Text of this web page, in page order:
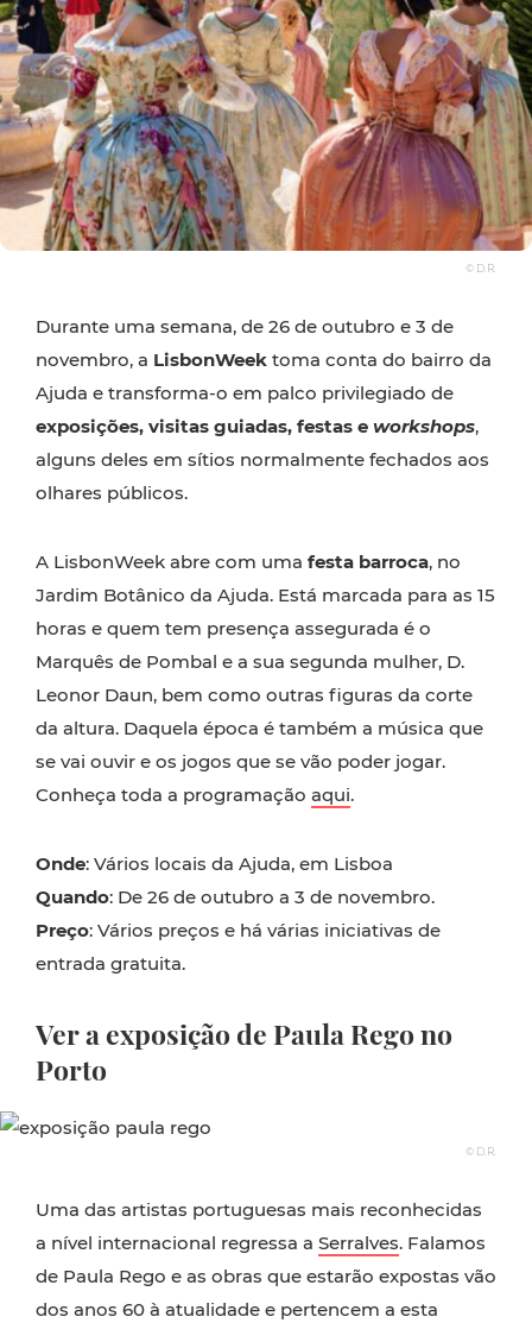
© D.R.
Durante uma semana, de 26 de outubro e 3 de
novembro, a LisbonWeek toma conta do bairro da
Ajuda e transforma-o em palco privilegiado de
exposições, visitas guiadas, festas e workshops,
alguns deles em sítios normalmente fechados aos
olhares públicos.
A LisbonWeek abre com uma festa barroca, no
Jardim Botânico da Ajuda. Está marcada para as 15
horas e quem tem presença assegurada é o
Marquês de Pombal e a sua segunda mulher, D.
Leonor Daun, bem como outras figuras da corte
da altura. Daquela época é também a música que
se vai ouvir e os jogos que se vão poder jogar.
Conheça toda a programação aqui.
Onde: Vários locais da Ajuda, em Lisboa
Quando: De 26 de outubro a 3 de novembro.
Preço: Vários preços e há várias iniciativas de
entrada gratuita.
Ver a exposição de Paula Rego no
Porto
© D.R.
Uma das artistas portuguesas mais reconhecidas
a nível internacional regressa a Serralves. Falamos
de Paula Rego e as obras que estarão expostas vão
dos anos 60 à atualidade e pertencem a esta